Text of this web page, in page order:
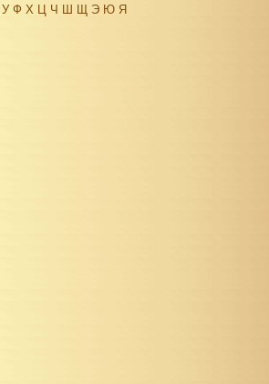
У Ф Х Ц Ч Ш Щ Э Ю Я